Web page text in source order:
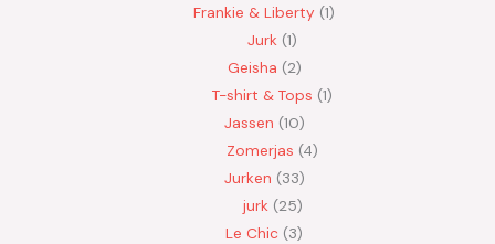
Frankie & Liberty 1
Jurk 1
Geisha 2
T-shirt & Tops 1
Jassen 10
Zomerjas 4
Jurken 33
jurk 25
Le Chic 3